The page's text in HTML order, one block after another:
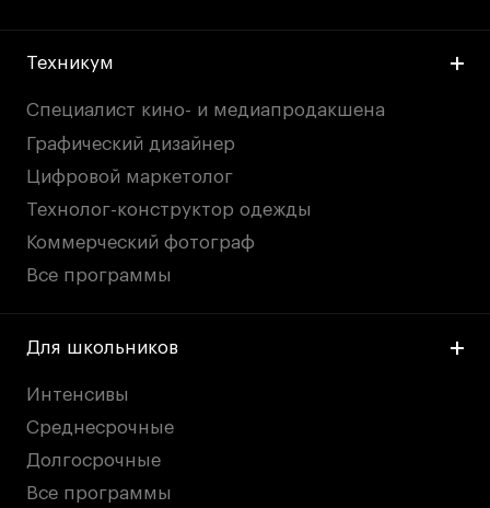
Техникум
Специалист кино- и медиапродакшена
Графический дизайнер
Цифровой маркетолог
Технолог-конструктор одежды
Коммерческий фотограф
Все программы
Для школьников
Интенсивы
Среднесрочные
Долгосрочные
Все программы